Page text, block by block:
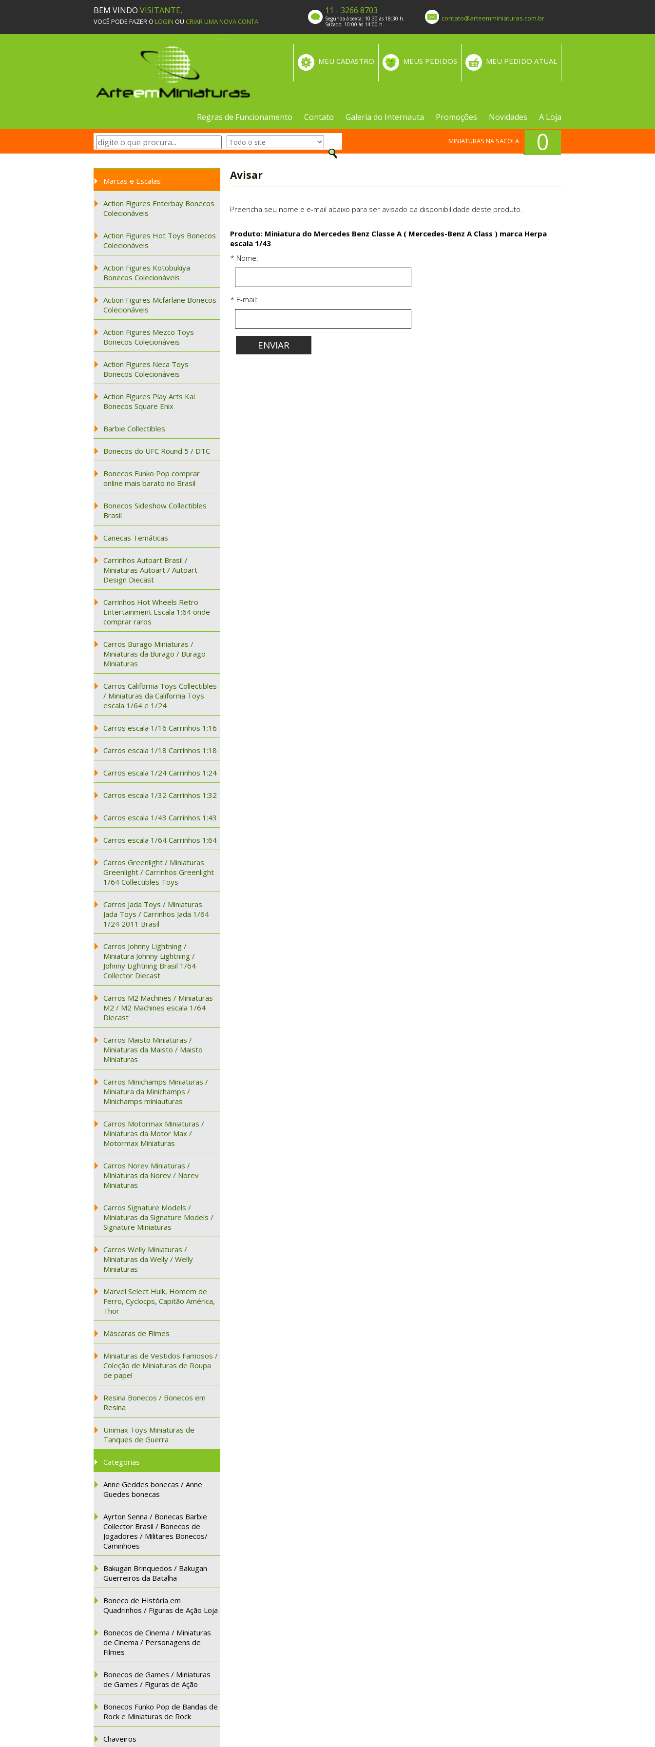
BEM VINDO VISITANTE,
VOCÊ PODE FAZER O LOGIN OU CRIAR UMA NOVA CONTA
11 - 3266 8703
Segunda à sexta: 10:30 às 18:30 h.
Sábado: 10:00 às 14:00 h.
contato@arteemminiaturas.com.br
MEU PEDIDO ATUAL
MEUS PEDIDOS
MEU CADASTRO
Regras de Funcionamento Contato Galeria do Internauta Promoções Novidades A Loja
0
MINIATURAS NA SACOLA
Marcas e Escalas
Action Figures Enterbay Bonecos
Colecionáveis
Action Figures Hot Toys Bonecos
Colecionáveis
Action Figures Kotobukiya
Bonecos Colecionáveis
Action Figures Mcfarlane Bonecos
Colecionáveis
Action Figures Mezco Toys
Bonecos Colecionáveis
Action Figures Neca Toys
Bonecos Colecionáveis
Action Figures Play Arts Kai
Bonecos Square Enix
Barbie Collectibles
Bonecos do UFC Round 5 / DTC
Bonecos Funko Pop comprar
online mais barato no Brasil
Bonecos Sideshow Collectibles
Brasil
Canecas Temáticas
Carrinhos Autoart Brasil /
Miniaturas Autoart / Autoart
Design Diecast
Carrinhos Hot Wheels Retro
Entertainment Escala 1:64 onde
comprar raros
Carros Burago Miniaturas /
Miniaturas da Burago / Burago
Miniaturas
Carros California Toys Collectibles
/ Miniaturas da California Toys
escala 1/64 e 1/24
Carros escala 1/16 Carrinhos 1:16
Carros escala 1/18 Carrinhos 1:18
Carros escala 1/24 Carrinhos 1:24
Carros escala 1/32 Carrinhos 1:32
Carros escala 1/43 Carrinhos 1:43
Carros escala 1/64 Carrinhos 1:64
Carros Greenlight / Miniaturas
Greenlight / Carrinhos Greenlight
1/64 Collectibles Toys
Carros Jada Toys / Miniaturas
Jada Toys / Carrinhos Jada 1/64
1/24 2011 Brasil
Carros Johnny Lightning /
Miniatura Johnny Lightning /
Johnny Lightning Brasil 1/64
Collector Diecast
Carros M2 Machines / Miniaturas
M2 / M2 Machines escala 1/64
Diecast
Carros Maisto Miniaturas /
Miniaturas da Maisto / Maisto
Miniaturas
Carros Minichamps Miniaturas /
Miniatura da Minichamps /
Minichamps miniauturas
Carros Motormax Miniaturas /
Miniaturas da Motor Max /
Motormax Miniaturas
Carros Norev Miniaturas /
Miniaturas da Norev / Norev
Miniaturas
Carros Signature Models /
Miniaturas da Signature Models /
Signature Miniaturas
Carros Welly Miniaturas /
Miniaturas da Welly / Welly
Miniaturas
Marvel Select Hulk, Homem de
Ferro, Cyclocps, Capitão América,
Thor
Máscaras de Filmes
Miniaturas de Vestidos Famosos /
Coleção de Miniaturas de Roupa
de papel
Resina Bonecos / Bonecos em
Resina
Unimax Toys Miniaturas de
Tanques de Guerra
Categorias
Anne Geddes bonecas / Anne
Guedes bonecas
Ayrton Senna / Bonecas Barbie
Collector Brasil / Bonecos de
Jogadores / Militares Bonecos/
Caminhões
Bakugan Brinquedos / Bakugan
Guerreiros da Batalha
Boneco de História em
Quadrinhos / Figuras de Ação Loja
Bonecos de Cinema / Miniaturas
de Cinema / Personagens de
Filmes
Bonecos de Games / Miniaturas
de Games / Figuras de Ação
Bonecos Funko Pop de Bandas de
Rock e Miniaturas de Rock
Chaveiros
Avisar
Preencha seu nome e e-mail abaixo para ser avisado da disponibilidade deste produto.
Produto: Miniatura do Mercedes Benz Classe A ( Mercedes-Benz A Class ) marca Herpa
escala 1/43
* Nome:
* E-mail: